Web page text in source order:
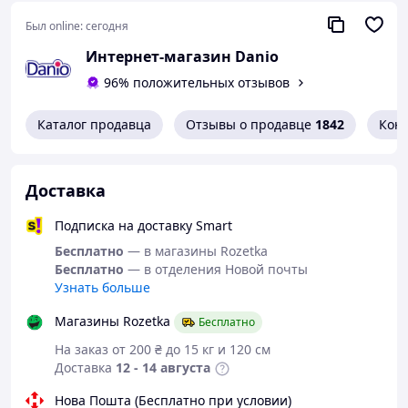
Резьба на входе: W21,8х1/14
Давление на входе: до 200 бар
Производительность: 12л/мин
Гайка на выходе: G1/4
Выход для подключения шланга: 4/6мм
Был online:сегодня
Интернет-магазин Danio
96% положительных отзывов
Каталог продавца Отзывы о продавце 1842
Доставка
Подписка на доставку Smart
Бесплатно — в магазины Rozetka
Бесплатно — в отделения Новой почты
Узнать больше
Магазины Rozetka
Бесплатно
На заказ от 200 ₴ до 15 кг и 120 см
Доставка 12 - 14 августа
Нова Пошта (Бесплатно при условии)